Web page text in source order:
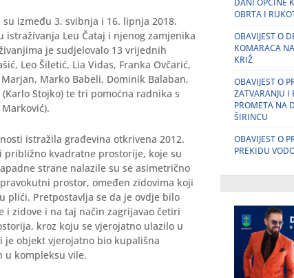
između 3. svibnja i 16. lipnja 2018.
Leu Čataj i njenog zamjenika
je sudjelovalo 13 vrijednih
Leo Šiletić, Lia Vidas, Franka Ovčarić,
Marko Babeli, Dominik Balaban,
Stojko) te tri pomoćna radnika s
istražila građevina otkrivena 2012.
približno kvadratne prostorije, koje su
strane nalazile su se asimetrično
prostor, omeđen zidovima koji
plići. Pretpostavlja se da je ovdje bilo
i zidove i na taj način zagrijavao četiri
kroz koju se vjerojatno ulazilo u
je objekt vjerojatno bio kupališna
u kompleksu vile.
DANI OPĆINE
OBRTA I
OBAVIJEST O
KOMARACA
KRIŽ
OBAVIJEST O
ZATVARANJU I
PROMETA NA
ŠIRINCU
OBAVIJEST O
PREKIDU